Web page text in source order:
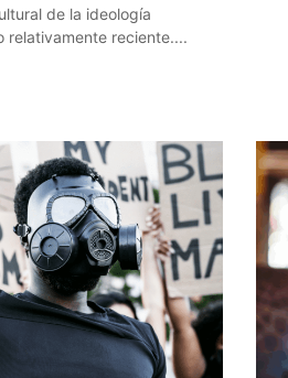
de la ideología
relativamente reciente....